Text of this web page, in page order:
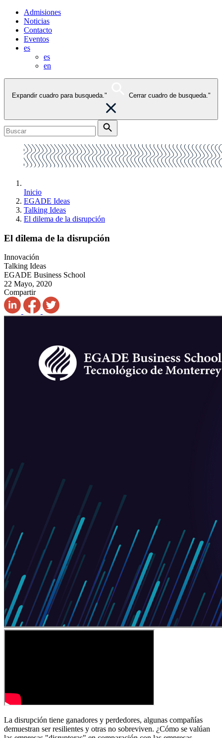
Admisiones
Noticias
Contacto
Eventos
es
es
en
Expandir cuadro para busqueda." Cerrar cuadro de busqueda."
Inicio
EGADE Ideas
Talking Ideas
El dilema de la disrupción
El dilema de la disrupción
Innovación
Talking Ideas
EGADE Business School
22 Mayo, 2020
Compartir
La disrupción tiene ganadores y perdedores, algunas compañías
demuestran ser resilientes y otras no sobreviven. ¿Cómo se valúan